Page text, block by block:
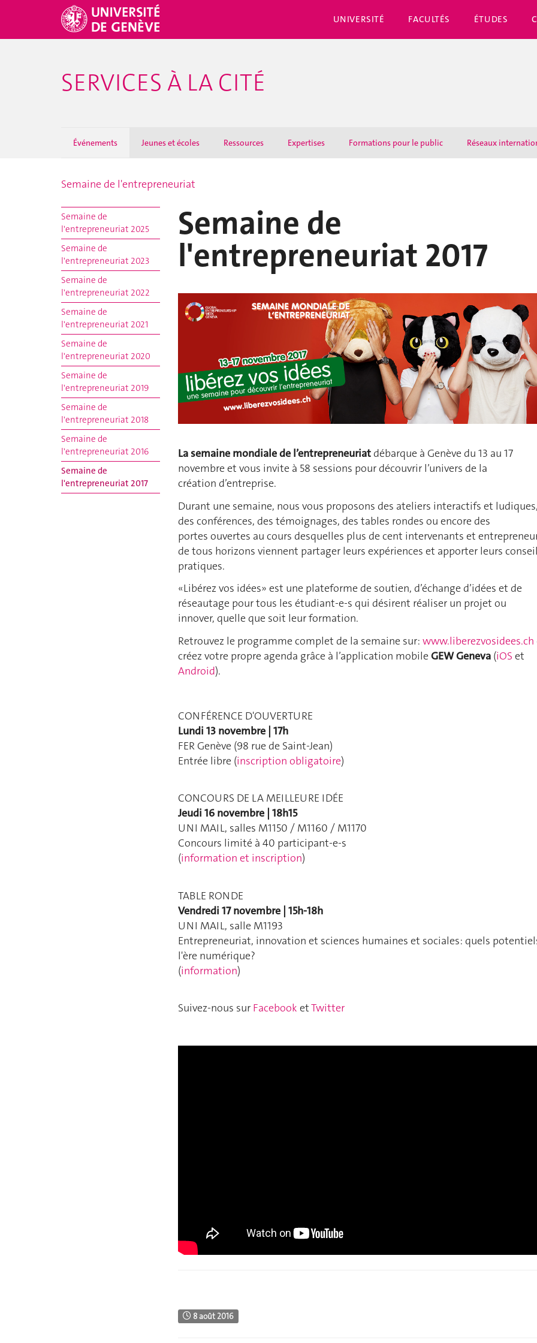
UNIVERSITÉ FACULTÉS ÉTUDES
SERVICES À LA CITÉ
Événements Jeunes et écoles Ressources Expertises Formations pour le public Réseaux
Semaine de l'entrepreneuriat
Semaine de
l'entrepreneuriat 2025
Semaine de
l'entrepreneuriat 2023
Semaine de
l'entrepreneuriat 2022
Semaine de
l'entrepreneuriat 2021
Semaine de
l'entrepreneuriat 2020
Semaine de
l'entrepreneuriat 2019
Semaine de
l'entrepreneuriat 2018
Semaine de
l'entrepreneuriat 2016
Semaine de
l'entrepreneuriat 2017
Semaine de
l'entrepreneuriat 2017
La semaine mondiale de l’entrepreneuriat débarque à Genève du 13 au 17
novembre et vous invite à 58 sessions pour découvrir l’univers de la
création d’entreprise.
Durant une semaine, nous vous proposons des ateliers interactifs et
des conférences, des témoignages, des tables rondes ou encore des
portes ouvertes au cours desquelles plus de cent intervenants et
de tous horizons viennent partager leurs expériences et apporter leurs
pratiques.
«Libérez vos idées» est une plateforme de soutien, d’échange d’idées et de
réseautage pour tous les étudiant-e-s qui désirent réaliser un projet ou
innover, quelle que soit leur formation.
Retrouvez le programme complet de la semaine sur: www.liberezvosidees.ch
créez votre propre agenda grâce à l’application mobileGEW Geneva (iOS et
Android).
CONFÉRENCE D'OUVERTURE
Lundi 13 novembre | 17h
FER Genève (98 rue de Saint-Jean)
Entrée libre (inscription obligatoire)
CONCOURS DE LA MEILLEURE IDÉE
Jeudi 16 novembre | 18h15
UNI MAIL, salles M1150 / M1160 / M1170
Concours limité à 40 participant-e-s
(information et inscription)
TABLE RONDE
Vendredi 17 novembre | 15h-18h
UNI MAIL, salle M1193
Entrepreneuriat, innovation et sciences humaines et sociales: quels
l'ère numérique?
(information)
Suivez-nous sur Facebook etTwitter
8 août 2016